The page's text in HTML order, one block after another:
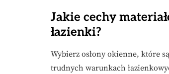
Jakie cechy
łazienki?
Wybierz osłony okienne, które są
trudnych warunkach